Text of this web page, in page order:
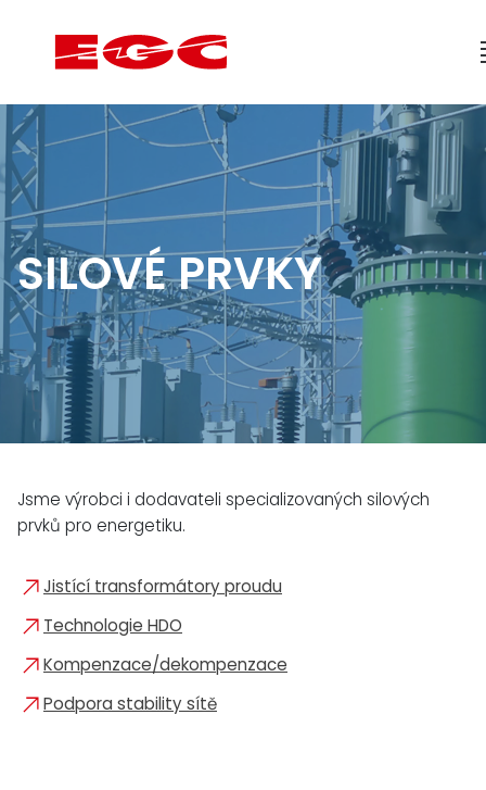
SILOVÉ PRVKY
Jsme výrobci i dodavateli specializovaných silových
prvků pro energetiku.
Jistící transformátory proudu
Technologie HDO
Kompenzace/dekompenzace
Podpora stability sítě